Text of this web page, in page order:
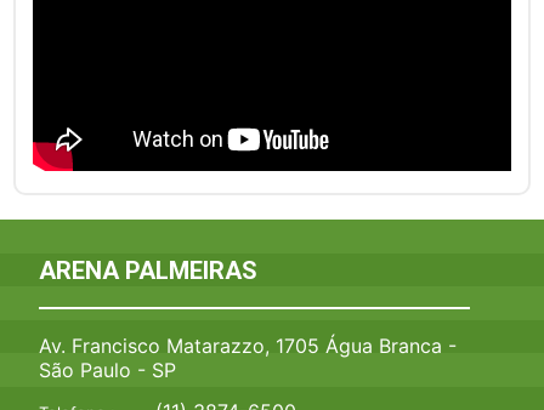
ARENA PALMEIRAS
Av. Francisco Matarazzo, 1705 Água Branca -
São Paulo - SP